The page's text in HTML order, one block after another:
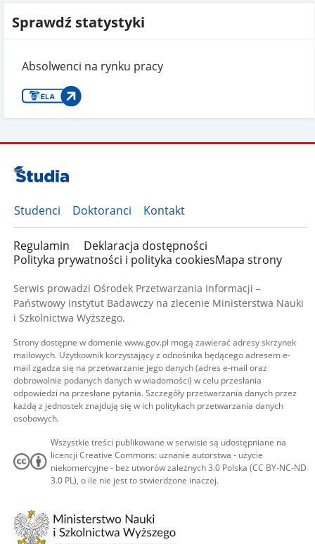
Sprawdź statystyki
Absolwenci na rynku pracy
Studenci Doktoranci Kontakt
Regulamin
Deklaracja dostępności
Polityka prywatności i polityka cookiesMapa strony
Serwis prowadzi Ośrodek Przetwarzania Informacji –
Państwowy Instytut Badawczy na zlecenie Ministerstwa Nauki
i Szkolnictwa Wyższego.
Strony dostępne w domenie www.gov.pl mogą zawierać adresy skrzynek
mailowych. Użytkownik korzystający z odnośnika będącego adresem e-
mail zgadza się na przetwarzanie jego danych (adres e-mail oraz
dobrowolnie podanych danych w wiadomości) w celu przesłania
odpowiedzi na przesłane pytania. Szczegóły przetwarzania danych przez
każdą z jednostek znajdują się w ich politykach przetwarzania danych
osobowych.
Wszystkie treści publikowane w serwisie są udostępniane na
licencji Creative Commons: uznanie autorstwa - użycie
niekomercyjne - bez utworów zależnych 3.0 Polska (CC BY-NC-ND
3.0 PL), o ile nie jest to stwierdzone inaczej.